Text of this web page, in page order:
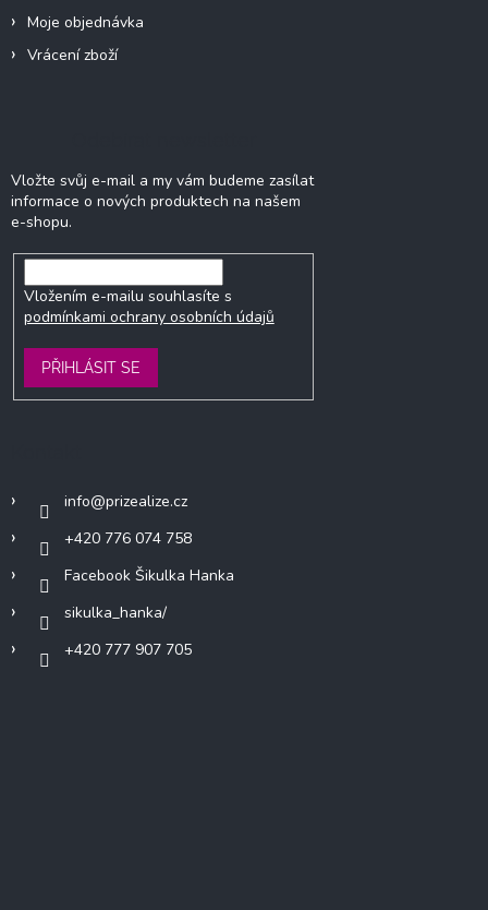
Moje objednávka
Vrácení zboží
Vložte svůj e-mail a my vám budeme zasílat
informace o nových produktech na našem
e-shopu.
Vložením e-mailu souhlasíte s
podmínkami ochrany osobních údajů
PŘIHLÁSIT SE
info@prizealize.cz
+420 776 074 758
Facebook Šikulka Hanka
sikulka_hanka/
+420 777 907 705